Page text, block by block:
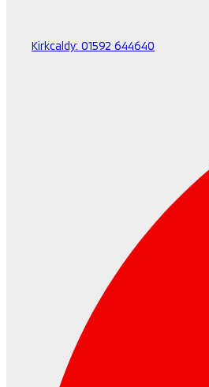
Kirkcaldy: 01592 644640